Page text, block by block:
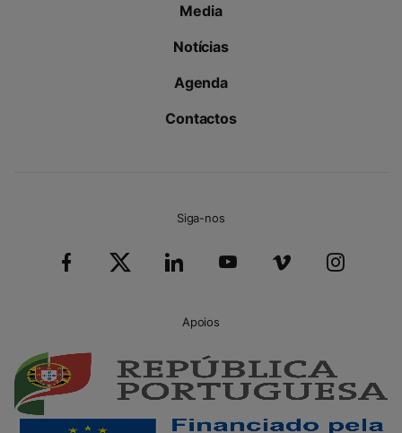
Media
Notícias
Agenda
Contactos
Siga-nos
Apoios